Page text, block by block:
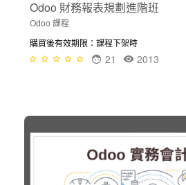
Odoo 財務報表規劃進階班
Odoo 課程
購買後有效期限：課程下架時
2013
21